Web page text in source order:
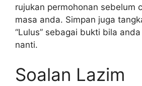
rujukan permohonan sebelum
masa anda. Simpan juga
“Lulus” sebagai bukti bila
nanti.
Soalan Lazim